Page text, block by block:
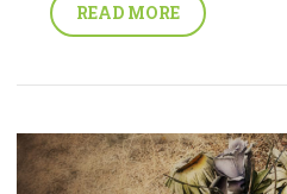
READ MORE